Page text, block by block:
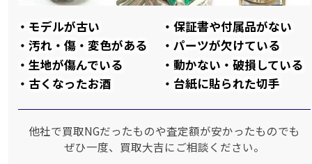
モデルが古い
保証書や付属品がない
汚れ・傷・変色がある
パーツが欠けている
生地が傷んでいる
動かない・破損している
古くなったお酒
台紙に貼られた切手
他社で買取NGだったものや査定額が安かったものでも
ぜひ一度、買取大吉にご相談ください。